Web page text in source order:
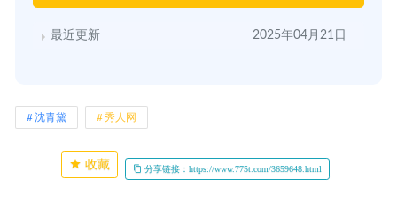
最近更新 2025年04月21日
沈青黛 秀人网
收藏 分享链接：https://www.775t.com/3659648.html